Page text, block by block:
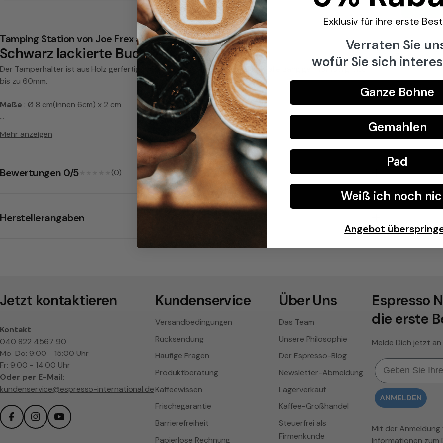
g
S
t
a
t
o
S
w
r
z
Tamping Station von Joe Frex aus Holz
Schwarz lackierte Buchen Tamping Station
Der Tamperhalter ist aus Holz gerfertigt und Schwarz lackiert. Passend für alle gängigen Tampergrößen
bis zu 60mm.
Maße : Ø 8 cm(innen 6cm) x 2 cm
Mehr anzeigen
Bewertungen 0/5 (0)
Herstellerangaben
-
Teilen
Jetzt kontaktieren
Kontakt
040 822 4567 90
Mo-Do: 9:00 - 15:00 Uhr
Fr: 9:00 - 14:00 Uhr
Oder per E-Mail:
kundenservice@espresso-international.de
FacebookInstagramYouTube
Kundenservice
Versandbedingungen
Rücksendung
Häufige Fragen
Produktberatung
Kaffeewissen
Frischegarantie
Barrierefreiheit
Papierlose Rechnung
Über Uns
Das Team
Unsere Philosophie
Der Espresso-Blog
Newsletter-Abmeldung
Lagerverkauf
Kaffee-Großhandel
Steuerfrei als
Firmenkunde
Espresso
die erste
Melde Dich jetzt
Email
ANMELDEN
Mit der Anmeldung
Informationen zum
Exklusiv für ihre erste
Verraten Sie
wofür Sie sich
Ganze Bohne
Gemahlen
Pad
Weiß ich noch
Angebot